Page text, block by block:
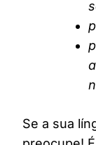
Se a sua